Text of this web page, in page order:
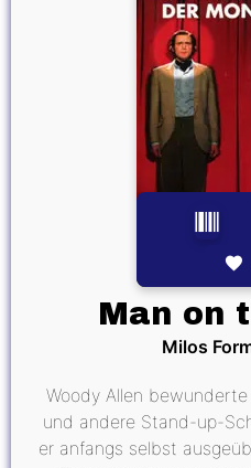
Man on
Milos
Woody Allen
und andere Stand-up-
er anfangs selbst